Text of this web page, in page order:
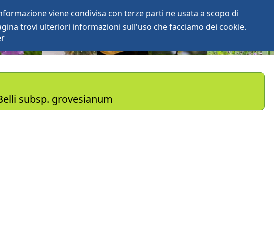
viene condivisa con terze parti ne usata a scopo di
trovi ulteriori informazioni sull'uso che facciamo dei cookie.
login
anArchive
subsp. grovesianum